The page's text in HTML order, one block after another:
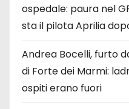
ospedale: paura nel
sta il pilota Aprilia
Andrea Bocelli, furto
di Forte dei Marmi:
ospiti erano fuori